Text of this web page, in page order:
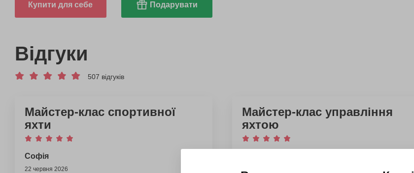
Купити для себе Подарувати
Відгуки
507 відгуків
Майстер-клас спортивної
яхти
Софія
22 червня 2026
Майстер-клас управління
яхтою